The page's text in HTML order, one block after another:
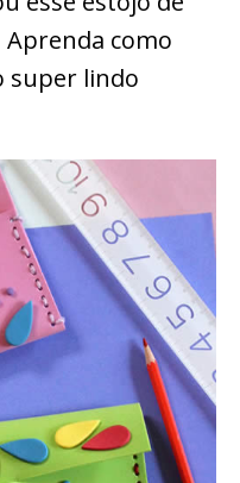
Aprenda como
super lindo